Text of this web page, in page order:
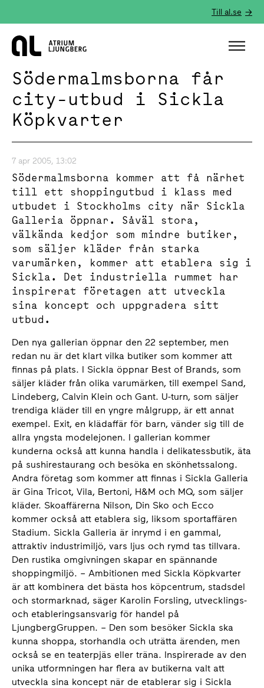
Till al.se
Hem
Södermalmsborna får
city-utbud i Sickla
Köpkvarter
7 apr 2005, 13:02
Södermalmsborna kommer att få närhet
till ett shoppingutbud i klass med
utbudet i Stockholms city när Sickla
Galleria öppnar. Såväl stora,
välkända kedjor som mindre butiker,
som säljer kläder från starka
varumärken, kommer att etablera sig i
Sickla. Det industriella rummet har
inspirerat företagen att utveckla
sina koncept och uppgradera sitt
utbud.
Den nya gallerian öppnar den 22 september, men
redan nu är det klart vilka butiker som kommer att
finnas på plats. I Sickla öppnar Best of Brands, som
säljer kläder från olika varumärken, till exempel Sand,
Lindeberg, Calvin Klein och Gant. U-turn, som säljer
trendiga kläder till en yngre målgrupp, är ett annat
exempel. Exit, en klädaffär för barn, vänder sig till de
allra yngsta modelejonen. I gallerian kommer
kunderna också att kunna handla i delikatessbutik, äta
på sushirestaurang och besöka en skönhetssalong.
Andra företag som kommer att finnas i Sickla Galleria
är Gina Tricot, Vila, Bertoni, H&M och MQ, som säljer
kläder. Skoaffärerna Nilson, Din Sko och Ecco
kommer också att etablera sig, liksom sportaffären
Stadium. Sickla Galleria är inrymd i en gammal,
attraktiv industrimiljö, vars ljus och rymd tas tillvara.
Den rustika omgivningen skapar en spännande
shoppingmiljö. – Ambitionen med Sickla Köpkvarter
är att kombinera det bästa hos köpcentrum, stadsdel
och stormarknad, säger Karolin Forsling, utvecklings-
och etableringsansvarig för handel på
LjungbergGruppen. – Den som besöker Sickla ska
kunna shoppa, storhandla och uträtta ärenden, men
också se en teaterpjäs eller träna. Inspirerade av den
unika utformningen har flera av butikerna valt att
utveckla sina koncept när de etablerar sig i Sickla